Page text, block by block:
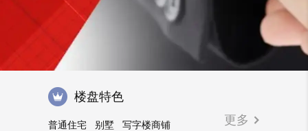
楼盘特色
普通住宅 别墅
写字楼商铺
更多